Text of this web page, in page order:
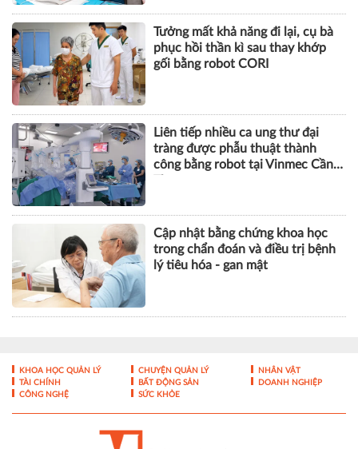
Tưởng mất khả năng đi lại, cụ bà
phục hồi thần kì sau thay khớp
gối bằng robot CORI
Liên tiếp nhiều ca ung thư đại
tràng được phẫu thuật thành
công bằng robot tại Vinmec Cần
Cập nhật bằng chứng khoa học
trong chẩn đoán và điều trị bệnh
lý tiêu hóa - gan mật
KHOA HỌC QUẢN LÝ CHUYỆN QUẢN LÝ
NHÂN VẬT
TÀI CHÍNH
BẤT ĐỘNG SẢN
DOANH NGHIỆP
CÔNG NGHỆ
SỨC KHỎE